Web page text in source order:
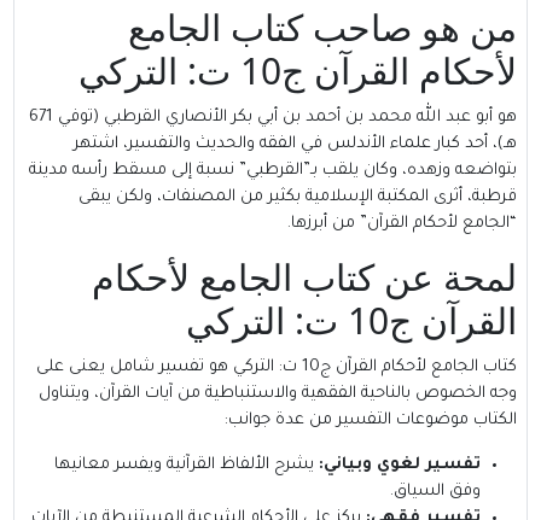
من هو صاحب كتاب الجامع
لأحكام القرآن ج10 ت: التركي
هو أبو عبد الله محمد بن أحمد بن أبي بكر الأنصاري القرطبي (توفي 671
هـ)، أحد كبار علماء الأندلس في الفقه والحديث والتفسير، اشتهر
بتواضعه وزهده، وكان يلقب بـ”القرطبي” نسبة إلى مسقط رأسه مدينة
قرطبة، أثرى المكتبة الإسلامية بكثير من المصنفات، ولكن يبقى
“الجامع لأحكام القرآن” من أبرزها.
لمحة عن كتاب الجامع لأحكام
القرآن ج10 ت: التركي
كتاب الجامع لأحكام القرآن ج10 ت: التركي هو تفسير شامل يعنى على
وجه الخصوص بالناحية الفقهية والاستنباطية من آيات القرآن، ويتناول
الكتاب موضوعات التفسير من عدة جوانب:
تفسير لغوي وبياني: يشرح الألفاظ القرآنية ويفسر معانيها
وفق السياق.